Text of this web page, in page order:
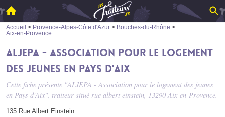
Accueil > Provence-Alpes-Côte d'Azur > Bouches-du-Rhône >
Aix-en-Provence
ALJEPA - Association pour le logement
des jeunes en Pays d'Aix
Cette fiche présente "ALJEPA - Association pour le logement des jeunes
en Pays d'Aix", traiteur situé rue albert einstein, 13290 Aix-en-Provence.
135 Rue Albert Einstein